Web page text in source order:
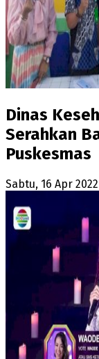
Dinas
Serahkan
Puskesmas
Sabtu, 16 Apr